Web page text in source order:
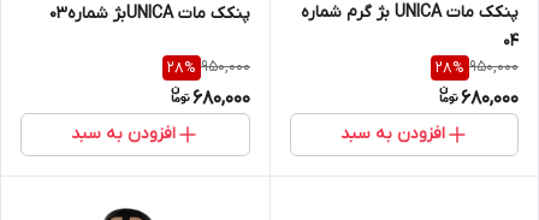
پنکک مات UNICA بژ گرم شماره
04
950,000
28%
680,000
افزودن به سبد
پنکک مات UNICAبژ شماره03
950,000
28%
680,000
افزودن به سبد